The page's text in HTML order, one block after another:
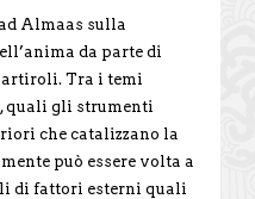
Almaas sulla
da parte di
Tra i temi
quali gli strumenti
che catalizzano la
può essere volta a
di fattori esterni quali